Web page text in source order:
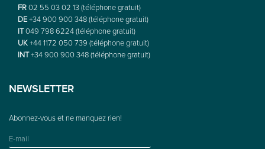
FR02 55 03 02 13 (téléphone gratuit)
DE+34 900 900 348 (téléphone gratuit)
IT049 798 6224 (téléphone gratuit)
UK+44 1172 050 739 (téléphone gratuit)
INT+34 900 900 348 (téléphone gratuit)
NEWSLETTER